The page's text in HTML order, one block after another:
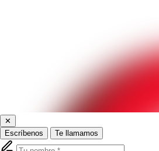
✕
Escríbenos
Te llamamos